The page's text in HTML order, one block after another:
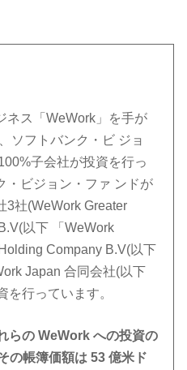
ネス「WeWork」を手が
ソフトバンク・ビ ジョ
子会社が投資を行っ
・ビジョン・ファ ンドが
3社(WeWork Greater
以下 「WeWork
Company B.V(以下
Japan 合同会社(以下
を行っています。
らの WeWork への投資の
の帳簿価額は 53 億米ド